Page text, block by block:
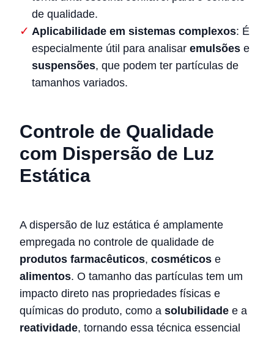
de qualidade.
Aplicabilidade em sistemas complexos: É
especialmente útil para analisar emulsões e
suspensões, que podem ter partículas de
tamanhos variados.
Controle de Qualidade
com Dispersão de Luz
Estática
A dispersão de luz estática é amplamente
empregada no controle de qualidade de
produtos farmacêuticos, cosméticos e
alimentos. O tamanho das partículas tem um
impacto direto nas propriedades físicas e
químicas do produto, como a solubilidade e a
reatividade, tornando essa técnica essencial